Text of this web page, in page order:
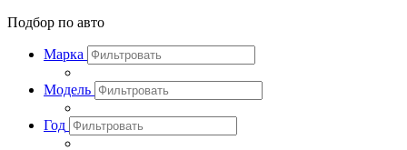
Подбор по авто
Марка
Модель
Год